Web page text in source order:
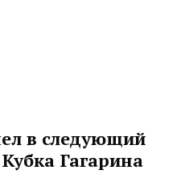
в следующий
Гагарина